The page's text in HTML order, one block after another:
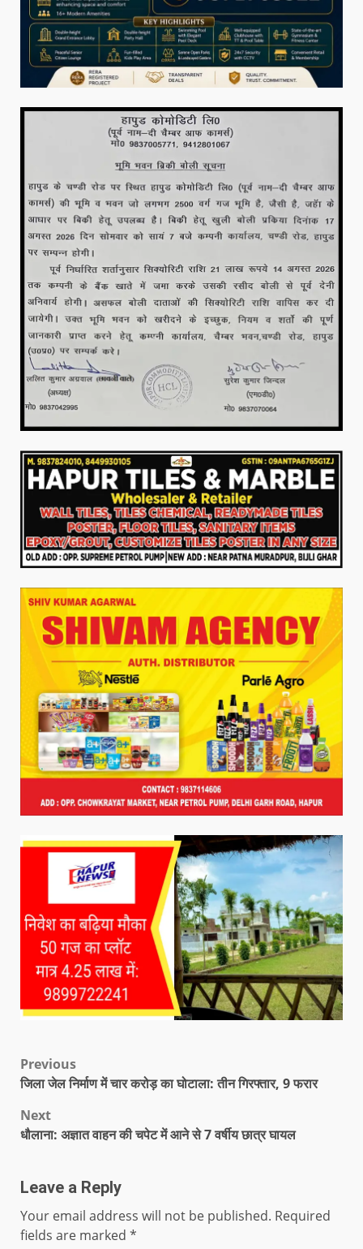
Previous
जिला जेल निर्माण में चार करोड़ का घोटाला: तीन गिरफ्तार, 9 फरार
Next
धौलाना: अज्ञात वाहन की चपेट में आने से 7 वर्षीय छात्र घायल
Leave a Reply
Your email address will not be published. Required
fields are marked *